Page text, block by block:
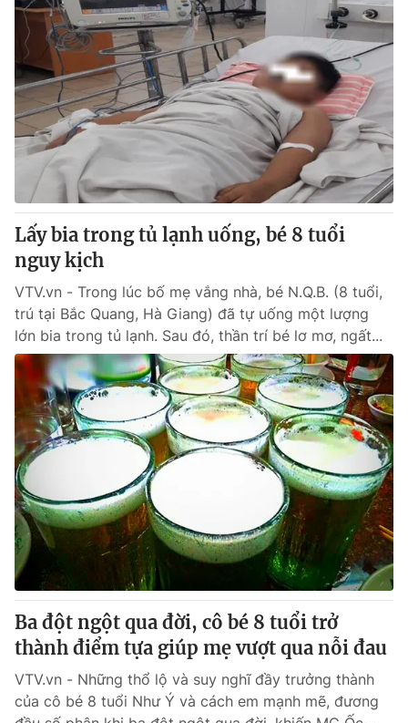
Lấy bia trong tủ lạnh uống, bé 8 tuổi
nguy kịch
VTV.vn - Trong lúc bố mẹ vắng nhà, bé N.Q.B. (8 tuổi,
trú tại Bắc Quang, Hà Giang) đã tự uống một lượng
lớn bia trong tủ lạnh. Sau đó, thần trí bé lơ mơ, ngất...
Ba đột ngột qua đời, cô bé 8 tuổi trở
thành điểm tựa giúp mẹ vượt qua nỗi đau
VTV.vn - Những thổ lộ và suy nghĩ đầy trưởng thành
của cô bé 8 tuổi Như Ý và cách em mạnh mẽ, đương